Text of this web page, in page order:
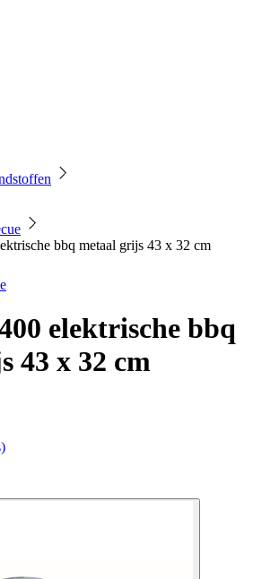
bbq metaal grijs 43 x 32 cm
elektrische bbq
43 x 32 cm